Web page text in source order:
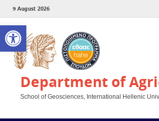
Open toolbar
9 August 2026
Department of
School of Geosciences, International Hellenic